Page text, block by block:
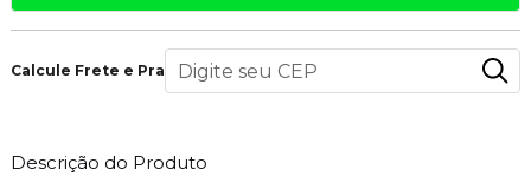
Calcule Frete e Prazo
Descrição do Produto